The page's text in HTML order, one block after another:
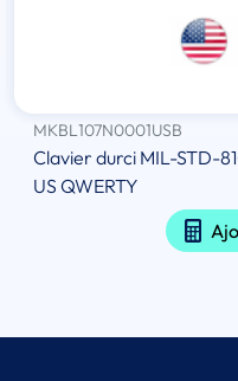
MKBL107N0001USB
Clavier durci MIL-STD-
US QWERTY